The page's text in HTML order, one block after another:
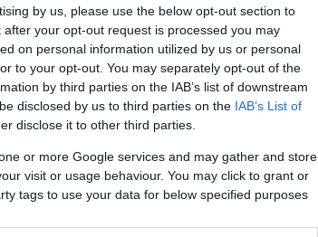
by us, please use the below opt-out section to
your opt-out request is processed you may
on personal information utilized by us or personal
to your opt-out. You may separately opt-out of the
by third parties on the IAB’s list of downstream
disclosed by us to third parties on the IAB’s List of
disclose it to other third parties.
or more Google services and may gather and store
visit or usage behaviour. You may click to grant or
tags to use your data for below specified purposes